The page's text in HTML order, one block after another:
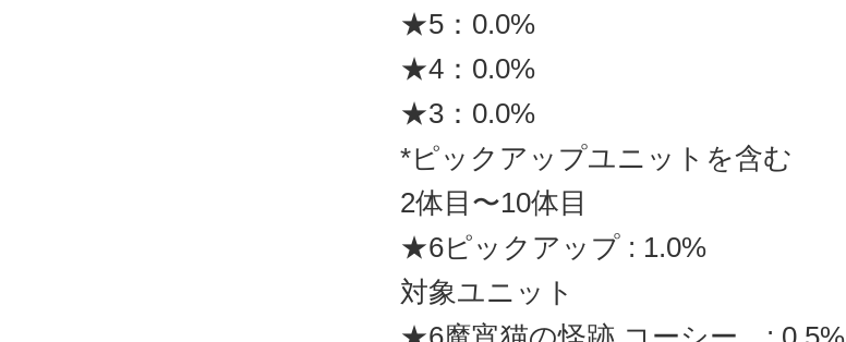
★5：0.0%
★4：0.0%
★3：0.0%
*ピックアップユニットを含む
2体目〜10体目
★6ピックアップ : 1.0%
対象ユニット